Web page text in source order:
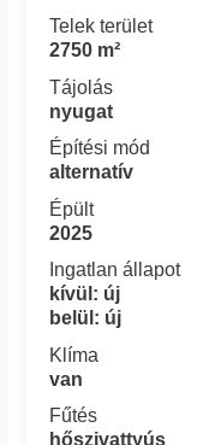
Telek terület
2750 m²
Tájolás
nyugat
Építési mód
alternatív
Épült
2025
Ingatlan állapot
kívül: új
belül: új
Klíma
van
Fűtés
hőszivattyús